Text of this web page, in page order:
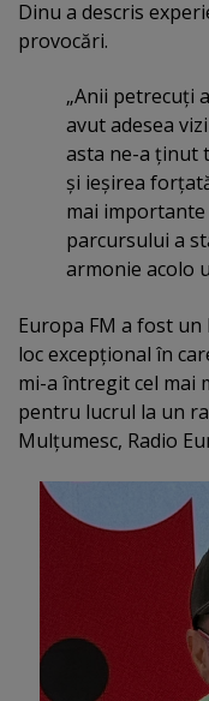
Dinu a descris
provocări.
„Anii petrecuţi
avut adesea
asta ne-a ţinut
şi ieşirea
mai
parcursului a
armonie acolo
Europa FM a fost
loc excepţional în
mi-a întregit cel mai
pentru lucrul la un
Mulţumesc, Radio